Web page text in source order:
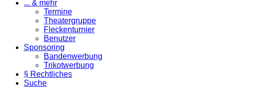
... & mehr
Termine
Theatergruppe
Fleckenturnier
Benutzer
Sponsoring
Bandenwerbung
Trikotwerbung
§ Rechtliches
Suche